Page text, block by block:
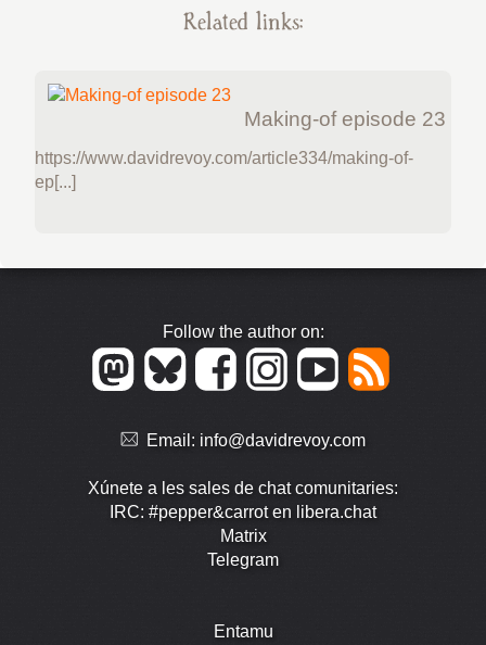
Related links:
Making-of episode 23
https://www.davidrevoy.com/article334/making-of-
ep[...]
Follow the author on:
Email: info@davidrevoy.com
Xúnete a les sales de chat comunitaries:
IRC: #pepper&carrot en libera.chat
Matrix
Telegram
Entamu